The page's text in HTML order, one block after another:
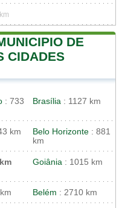
DE
CIDADES
: 733
Brasília : 1127 km
km Belo Horizonte : 881
km
Goiânia : 1015 km
Belém : 2710 km